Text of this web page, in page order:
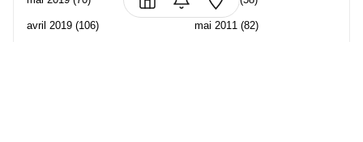
avril 2019 (106) mai 2011 (82)